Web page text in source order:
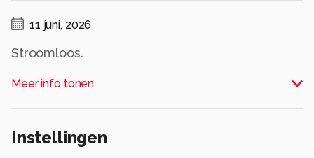
11 juni, 2026
Stroomloos.
Alle rechten voorbehouden
Meer info tonen
Instellingen